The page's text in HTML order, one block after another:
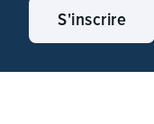
S'inscrire